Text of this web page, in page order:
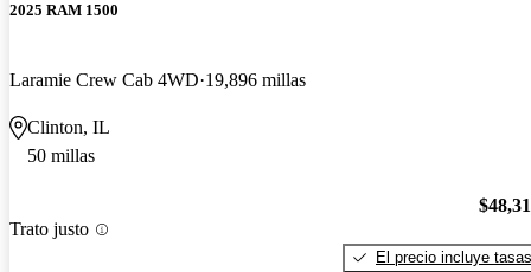
2025 RAM 1500
Laramie Crew Cab 4WD 19,896 millas
Clinton, IL
50 millas
Trato justo
El precio incluye tasas